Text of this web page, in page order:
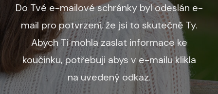
Do Tvé e-mailové schránky byl odeslán e-
mail pro potvrzení, že jsi to skutečně Ty.
Abych Ti mohla zaslat informace ke
koučinku, potřebuji abys v e-mailu klikla
na uvedený odkaz.